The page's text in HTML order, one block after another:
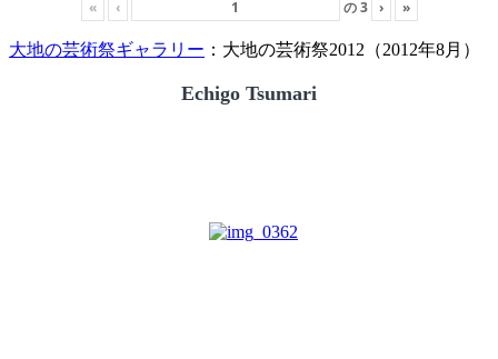
« ‹ の3 › »
大地の芸術祭ギャラリー ：大地の芸術祭2012（2012年8月）
Echigo Tsumari